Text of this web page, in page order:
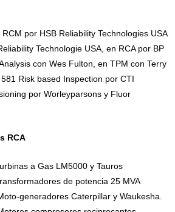
por HSB Reliability Technologies USA
Technologie USA, en RCA por BP
con Wes Fulton, en TPM con Terry
Risk based Inspection por CTI
por Worleyparsons y Fluor
RCA
a Gas LM5000 y Tauros
de potencia 25 MVA
generadores Caterpillar y Waukesha.